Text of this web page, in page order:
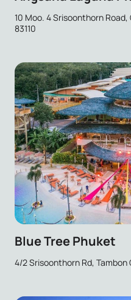
10 Moo. 4 Srisoonthorn
83110
Blue Tree Phuket
4/2 Srisoonthorn Rd,